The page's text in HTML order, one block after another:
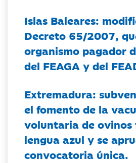
Islas Baleares:
Decreto 65/2007,
organismo pagador
del FEAGA y del
Extremadura:
el fomento de la
voluntaria de ovinos
lengua azul y se
convocatoria única.